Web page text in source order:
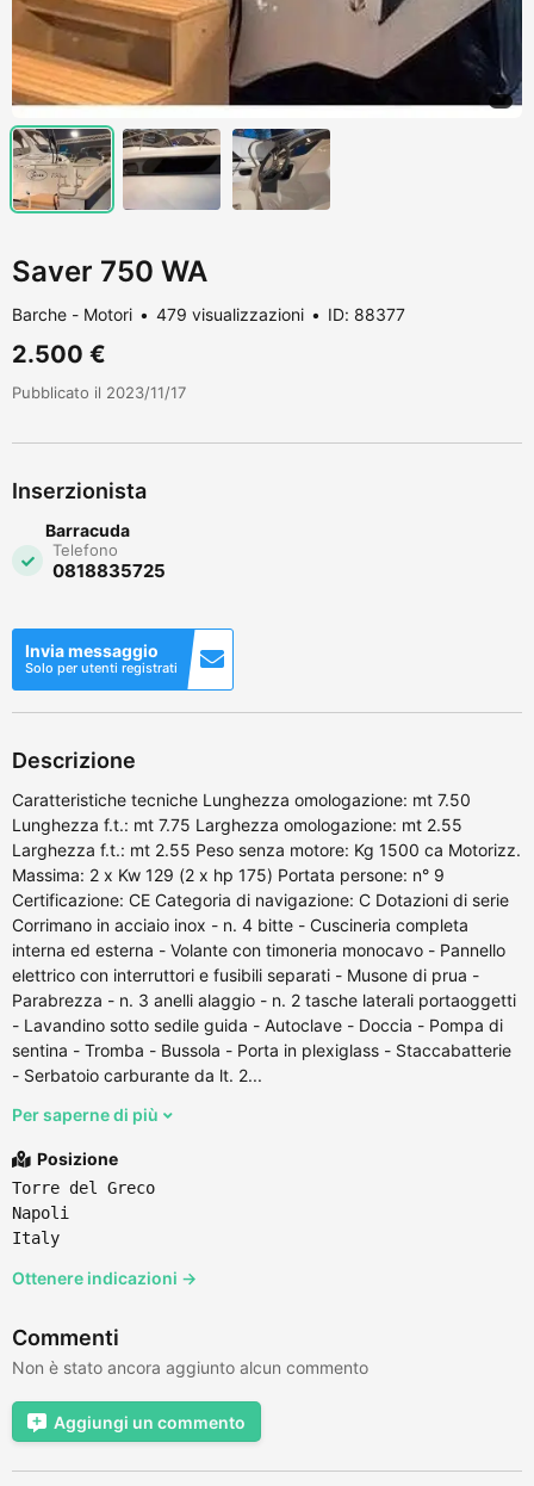
Saver 750 WA
Barche - Motori 479 visualizzazioni ID: 88377
2.500 €
Pubblicato il 2023/11/17
Inserzionista
Barracuda
Telefono
0818835725
Invia messaggio
Solo per utenti registrati
Descrizione
Caratteristiche tecniche Lunghezza omologazione: mt 7.50
Lunghezza f.t.: mt 7.75 Larghezza omologazione: mt 2.55
Larghezza f.t.: mt 2.55 Peso senza motore: Kg 1500 ca Motorizz.
Massima: 2 x Kw 129 (2 x hp 175) Portata persone: n° 9
Certificazione: CE Categoria di navigazione: C Dotazioni di serie
Corrimano in acciaio inox - n. 4 bitte - Cuscineria completa
interna ed esterna - Volante con timoneria monocavo - Pannello
elettrico con interruttori e fusibili separati - Musone di prua -
Parabrezza - n. 3 anelli alaggio - n. 2 tasche laterali portaoggetti
- Lavandino sotto sedile guida - Autoclave - Doccia - Pompa di
sentina - Tromba - Bussola - Porta in plexiglass - Staccabatterie
- Serbatoio carburante da lt. 2...
Per saperne di più
Posizione
Torre del Greco
Napoli
Italy
Ottenere indicazioni →
Commenti
Non è stato ancora aggiunto alcun commento
Aggiungi un commento